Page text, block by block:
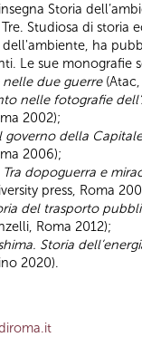
insegna Storia
Tre. Studiosa di storia
ha
Le sue monografie
nelle due guerre(Atac,
nelle fotografie
2002);
governo della
2006);
Tra dopoguerra e
press, Roma
del trasporto
Roma 2012);
Storia
2020).